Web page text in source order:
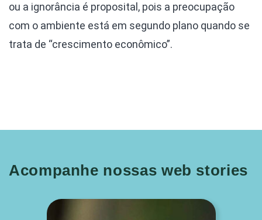
ou a ignorância é proposital, pois a preocupação
com o ambiente está em segundo plano quando se
trata de “crescimento econômico”.
Acompanhe nossas web stories